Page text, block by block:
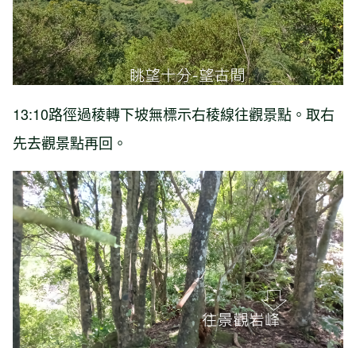
13:10路徑過稜轉下坡無標示右稜線往觀景點。取右
先去觀景點再回。